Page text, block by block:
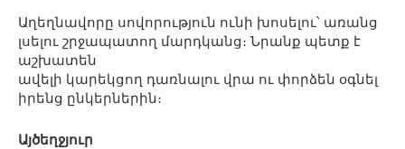
Աղեղնավորը սովորություն ունի խոսելու՝ առանց
լսելու շրջապատող մարդկանց։ Նրանք պետք է
աշխատեն
ավելի կարեկցող դառնալու վրա ու փորձեն օգնել
իրենց ընկերներին։
Այծեղջյուր